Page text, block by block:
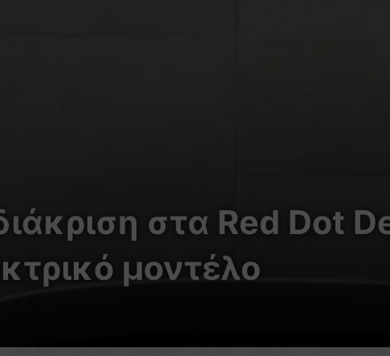
στα Red Dot
μοντέλο